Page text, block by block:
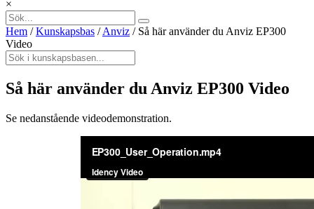
×
Hem / Kunskapsbas /Anviz / Så här använder du Anviz EP300
Video
Så här använder du Anviz EP300 Video
Se nedanstående videodemonstration.